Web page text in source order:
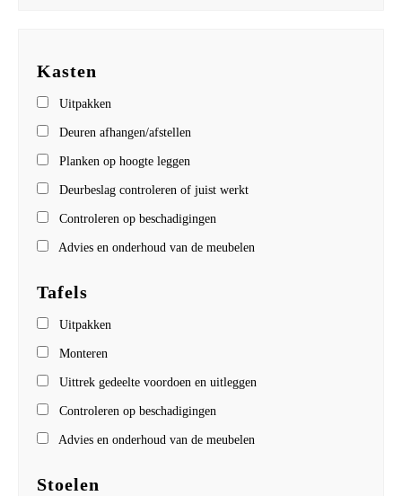
Kasten
Uitpakken
Deuren afhangen/afstellen
Planken op hoogte leggen
Deurbeslag controleren of juist werkt
Controleren op beschadigingen
Advies en onderhoud van de meubelen
Tafels
Uitpakken
Monteren
Uittrek gedeelte voordoen en uitleggen
Controleren op beschadigingen
Advies en onderhoud van de meubelen
Stoelen